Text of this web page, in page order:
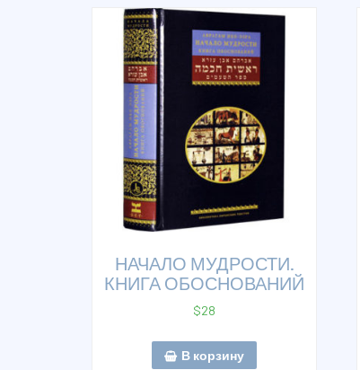
НАЧАЛО МУДРОСТИ.
КНИГА ОБОСНОВАНИЙ
$28
В корзину